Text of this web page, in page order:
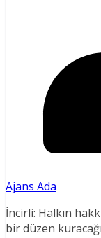
Ajans Ada
İncirli: Halkın
bir düzen